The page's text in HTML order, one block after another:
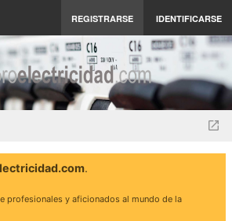
REGISTRARSE IDENTIFICARSE
.
profesionales y aficionados al mundo de la